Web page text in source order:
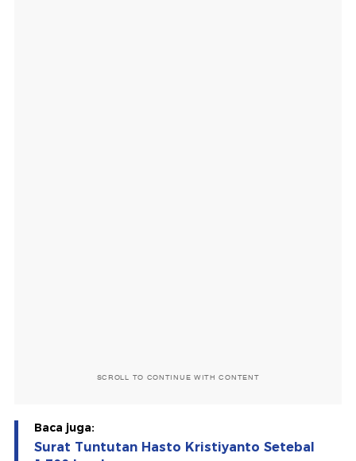
SCROLL TO CONTINUE WITH CONTENT
Baca juga:
Surat Tuntutan Hasto Kristiyanto Setebal